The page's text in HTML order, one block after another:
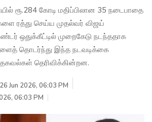
ரூ.284 கோடி மதிப்பிலான 35 நடைபாதை
ரத்து செய்ய முதல்வர் விஜய்
ஒதுக்கீட்டில் முறைகேடு நடந்ததாக
தொடர்ந்து இந்த நடவடிக்கை
தெரிவிக்கின்றன.
26 Jun 2026, 06:03 PM
06:03 PM